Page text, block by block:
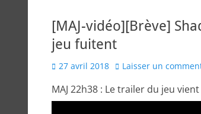
[MAJ-vidéo][Brève]
jeu fuitent
Posted
27 avril 2018 Laisser un
MAJ 22h38 : Le trailer du jeu